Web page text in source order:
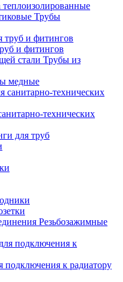
Трубы
и фитингов
Трубы из
медные
технических
для труб
Резьбозажимные
подключения к радиатору